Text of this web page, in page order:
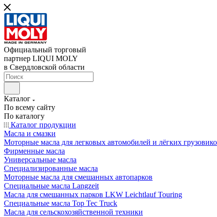
Официальный торговый
партнер LIQUI MOLY
в Свердловской области
Каталог
По всему сайту
По каталогу
Каталог продукции
Масла и смазки
Моторные масла для легковых автомобилей и лёгких
Фирменные масла
Универсальные масла
Специализированные масла
Моторные масла для смешанных автопарков
Специальные масла Langzeit
Масла для смешанных парков LKW Leichtlauf Touring
Специальные масла Top Tec Truck
Масла для сельскохозяйственной техники